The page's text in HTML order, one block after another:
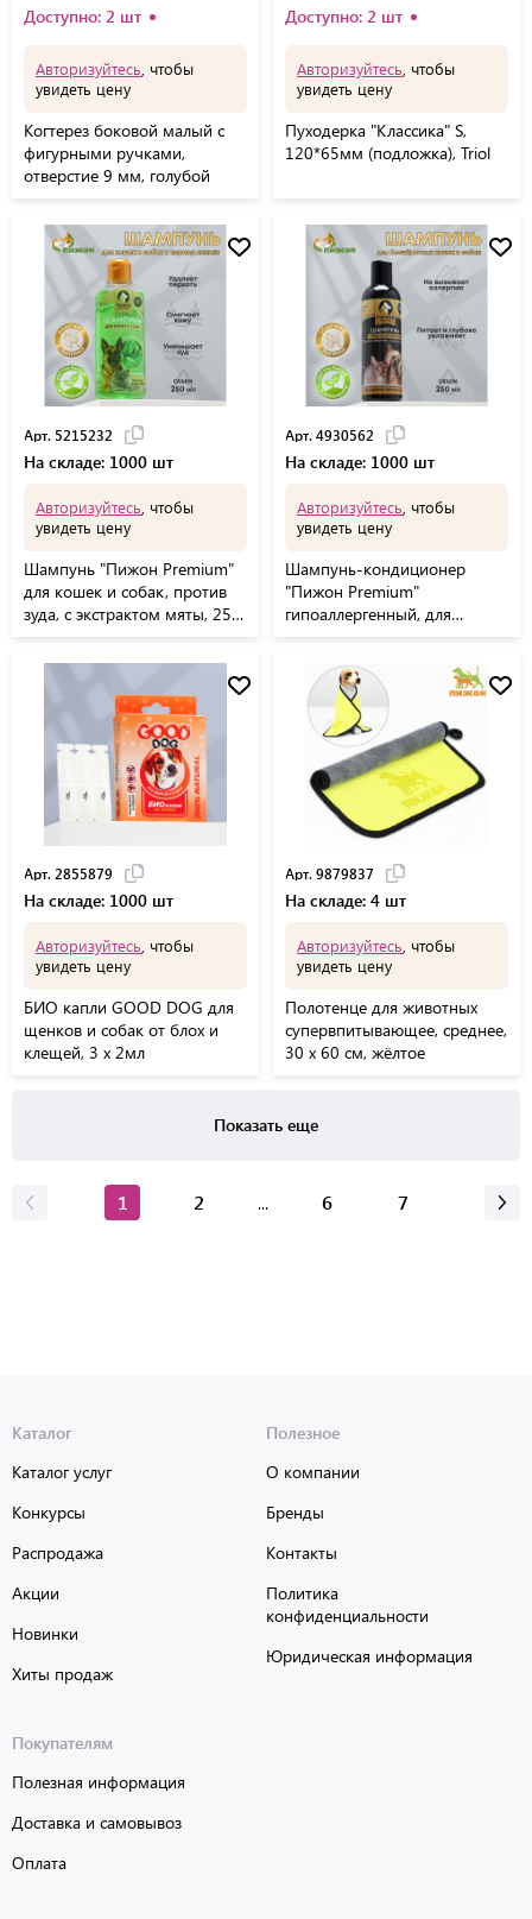
Доступно: 2 шт
Авторизуйтесь , чтобы
увидеть цену
Когтерез боковой малый с
фигурными ручками,
отверстие 9 мм, голубой
Доступно: 2 шт
Авторизуйтесь , чтобы
увидеть цену
Пуходерка "Классика" S,
120*65мм (подложка), Triol
Арт. 5215232
На складе: 1000 шт
Авторизуйтесь , чтобы
увидеть цену
Шампунь "Пижон Premium"
для кошек и собак, против
зуда, с экстрактом мяты, 250
Арт. 4930562
На складе: 1000 шт
Авторизуйтесь , чтобы
увидеть цену
Шампунь-кондиционер
"Пижон Premium"
гипоаллергенный, для
Арт. 2855879
На складе: 1000 шт
Авторизуйтесь , чтобы
увидеть цену
БИО капли GOOD DOG для
щенков и собак от блох и
клещей, 3 х 2мл
Арт. 9879837
На складе: 4 шт
Авторизуйтесь , чтобы
увидеть цену
Полотенце для животных
супервпитывающее, среднее,
30 х 60 см, жёлтое
Показать еще
1 2 ... 6 7
Каталог
Каталог услуг
Конкурсы
Распродажа
Акции
Новинки
Хиты продаж
Полезное
О компании
Бренды
Контакты
Политика
конфиденциальности
Юридическая информация
Покупателям
Полезная информация
Доставка и самовывоз
Оплата